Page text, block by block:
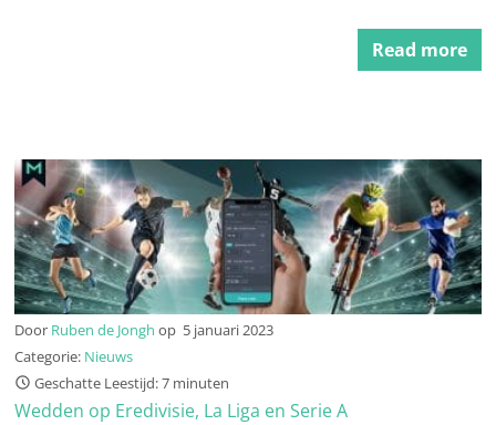
Read more
Door Ruben de Jongh op 5 januari 2023
Categorie: Nieuws
Geschatte Leestijd: 7 minuten
Wedden op Eredivisie, La Liga en Serie A